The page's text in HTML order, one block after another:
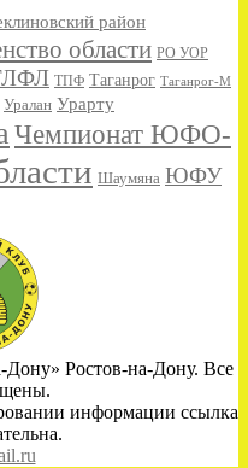
район
области РО УОР
ТПФ Таганрог Таганрог-М
Уралан Урарту
Чемпионат ЮФО-
Шаумяна ЮФУ
Ростов-на-Дону. Все
информации ссылка